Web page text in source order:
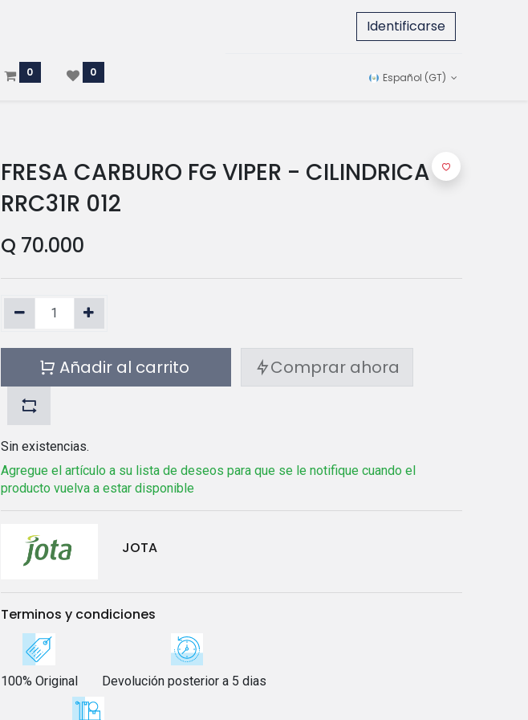
Identificarse
0 0 Español (GT)
FRESA CARBURO FG VIPER - CILINDRICA
RRC31R 012
Q 70.000
Añadir al carrito Comprar ahora
Sin existencias.
Agregue el artículo a su lista de deseos para que se le notifique cuando el
producto vuelva a estar disponible
JOTA
Terminos y condiciones
100% Original Devolución posterior a 5 dias